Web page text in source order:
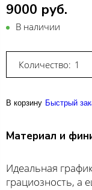
9000 руб.
В наличии
Количество:
В корзину Быстрый
Материал и
Идеальная
грациозность, а